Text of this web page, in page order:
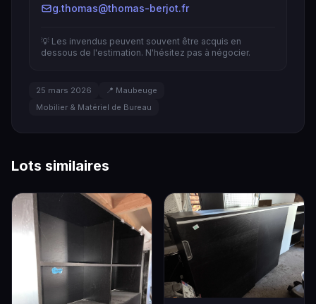
g.thomas@thomas-berjot.fr
💡 Les invendus peuvent souvent être acquis en
dessous de l'estimation. N'hésitez pas à négocier.
25 mars 2026
📍 Maubeuge
Mobilier & Matériel de Bureau
Lots similaires